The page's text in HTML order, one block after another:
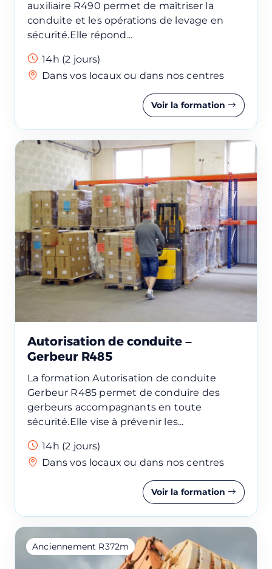
auxiliaire R490 permet de maîtriser la
conduite et les opérations de levage en
sécurité.Elle répond...
14h (2 jours)
Dans vos locaux ou dans nos centres
Voir la formation
Autorisation de conduite –
Gerbeur R485
La formation Autorisation de conduite
Gerbeur R485 permet de conduire des
gerbeurs accompagnants en toute
sécurité.Elle vise à prévenir les...
14h (2 jours)
Dans vos locaux ou dans nos centres
Voir la formation
Anciennement R372m
Numéro de téléphone
Votre message
Une question ?
Appelez au02 40 64 00 96
LFFormation utilise vos données pour répondre à votre
demande et, avec votre accord, vous adresser ses offres.
Pour en savoir plus, consultez notre politique de
confidentialité.